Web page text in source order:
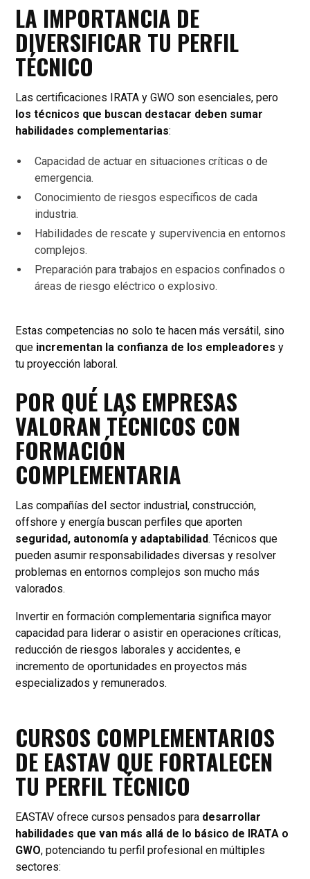
LA IMPORTANCIA DE
DIVERSIFICAR TU PERFIL
TÉCNICO
Las certificaciones IRATA y GWO son esenciales, pero
los técnicos que buscan destacar deben sumar
habilidades complementarias:
Capacidad de actuar en situaciones críticas o de
emergencia.
Conocimiento de riesgos específicos de cada
industria.
Habilidades de rescate y supervivencia en entornos
complejos.
Preparación para trabajos en espacios confinados o
áreas de riesgo eléctrico o explosivo.
Estas competencias no solo te hacen más versátil, sino
que incrementan la confianza de los empleadores y
tu proyección laboral.
POR QUÉ LAS EMPRESAS
VALORAN TÉCNICOS CON
FORMACIÓN
COMPLEMENTARIA
Las compañías del sector industrial, construcción,
offshore y energía buscan perfiles que aporten
seguridad, autonomía y adaptabilidad. Técnicos que
pueden asumir responsabilidades diversas y resolver
problemas en entornos complejos son mucho más
valorados.
Invertir en formación complementaria significa mayor
capacidad para liderar o asistir en operaciones críticas,
reducción de riesgos laborales y accidentes, e
incremento de oportunidades en proyectos más
especializados y remunerados.
CURSOS COMPLEMENTARIOS
DE EASTAV QUE FORTALECEN
TU PERFIL TÉCNICO
EASTAV ofrece cursos pensados para desarrollar
habilidades que van más allá de lo básico de IRATA o
GWO, potenciando tu perfil profesional en múltiples
sectores: